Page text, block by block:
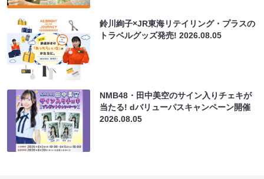
鈴川絢子×JR東海リテイリング・プラスの
トラベルグッズ発売!2026.08.05
NMB48・田中美空のサイン入りチェキが
当たる! dバリューパスキャンペーン開催
2026.08.05